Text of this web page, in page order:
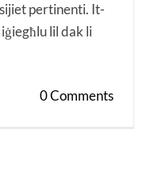
pertinenti. It-
lil dak li
0 Comments